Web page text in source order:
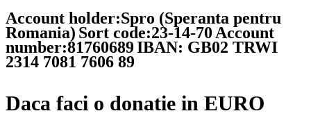
Account holder:Spro (Speranta pentru
Romania) Sort code:23-14-70 Account
number:81760689IBAN: GB02 TRWI
2314 7081 7606 89
Daca faci o donatie in EURO